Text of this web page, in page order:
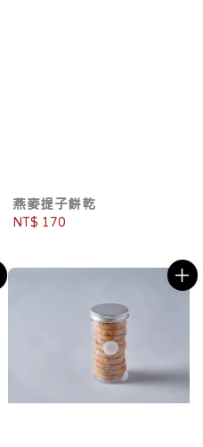
燕麥提子餅乾
Regular
NT$ 170